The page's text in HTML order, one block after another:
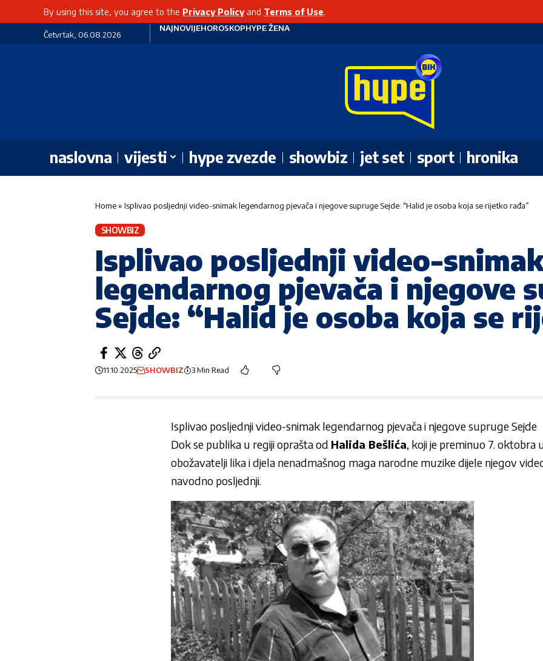
By using this site, you agree to the Privacy Policyand Terms of Use.
Četvrtak, 06.08.2026
NAJNOVIJEHOROSKOPHYPE ŽENA
naslovna vijesti hype zvezde showbiz jet set sport hronika
Home» Isplivao posljednji video-snimak legendarnog pjevača i njegove supruge Sejde: “Halid je osoba koja se rijetko rađa”
SHOWBIZ
Isplivao posljednji video-
legendarnog pjevača i njegove
Sejde: “Halid je osoba koja se
11.10.2025 SHOWBIZ 3 Min Read
Isplivao posljednji video-snimak legendarnog pjevača i njegove supruge Sejde
Dok se publika u regiji oprašta od Halida Bešlića, koji je preminuo 7. oktobra
obožavatelji lika i djela nenadmašnog maga narodne muzike dijele njegov
navodno posljednji.